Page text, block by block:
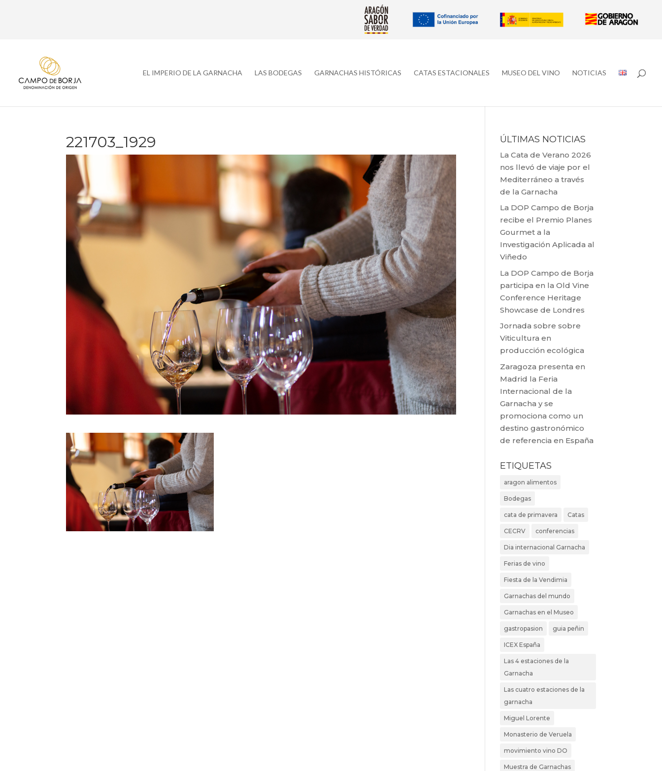
EL IMPERIO DE LA GARNACHA LAS BODEGAS GARNACHAS HISTÓRICAS CATAS ESTACIONALES MUSEO DEL VINO NOTICIAS
221703_1929 ÚLTIMAS NOTICIAS
La Cata de Verano 2026
nos llevó de viaje por el
Mediterráneo a través
de la Garnacha
La DOP Campo de Borja
recibe el Premio Planes
Gourmet a la
Investigación Aplicada al
Viñedo
La DOP Campo de Borja
participa en la Old Vine
Conference Heritage
Showcase de Londres
Jornada sobre sobre
Viticultura en
producción ecológica
Zaragoza presenta en
Madrid la Feria
Internacional de la
Garnacha y se
promociona como un
destino gastronómico
de referencia en España
ETIQUETAS
aragon alimentos
Bodegas
cata de primavera Catas
CECRV conferencias
Dia internacional Garnacha
Ferias de vino
Fiesta de la Vendimia
Garnachas del mundo
Garnachas en el Museo
gastropasion guia peñin
ICEX España
Las 4 estaciones de la
Garnacha
Las cuatro estaciones de la
garnacha
Miguel Lorente
Monasterio de Veruela
movimiento vino DO
Muestra de Garnachas